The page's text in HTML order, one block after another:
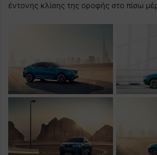
έντονης κλίσης της οροφής στο πίσω